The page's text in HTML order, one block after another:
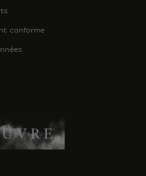
conforme